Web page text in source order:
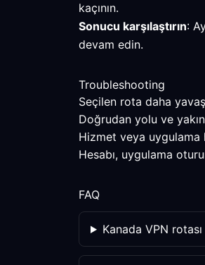
kaçının.
Sonucu karşılaştırın:
devam edin.
Troubleshooting
Seçilen rota daha yavaş
Doğrudan yolu ve
Hizmet veya uygulama
Hesabı, uygulama
FAQ
Kanada VPN